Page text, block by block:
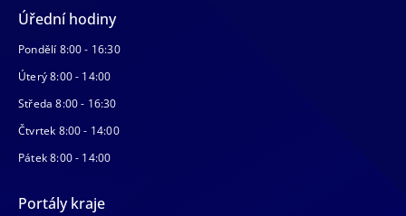
Úřední hodiny
Pondělí 8:00 - 16:30
Úterý 8:00 - 14:00
Středa 8:00 - 16:30
Čtvrtek 8:00 - 14:00
Pátek 8:00 - 14:00
Portály kraje